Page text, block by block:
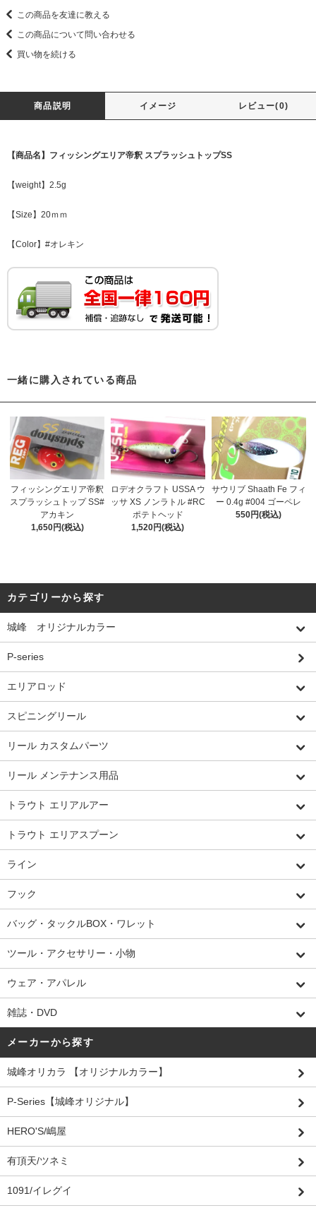
この商品を友達に教える
この商品について問い合わせる
買い物を続ける
商品説明 イメージ レビュー(0)
【商品名】フィッシングエリア帝釈 スプラッシュトップSS
【weight】2.5g
【Size】20ｍｍ
【Color】#オレキン
一緒に購入されている商品
フィッシングエリア帝釈
スプラッシュトップ SS#
アカキン
1,650円(税込)
ロデオクラフト USSA ウ
ッサ XS ノンラトル #RC
ポテトヘッド
1,520円(税込)
サウリブ Shaath Fe フィ
ー 0.4g #004 ゴーペレ
550円(税込)
カテゴリーから探す
城峰 オリジナルカラー
P-series
エリアロッド
スピニングリール
リール カスタムパーツ
リール メンテナンス用品
トラウト エリアルアー
トラウト エリアスプーン
ライン
フック
バッグ・タックルBOX・ワレット
ツール・アクセサリー・小物
ウェア・アパレル
雑誌・DVD
メーカーから探す
城峰オリカラ 【オリジナルカラー】
P-Series【城峰オリジナル】
HERO'S/嶋屋
有頂天/ツネミ
1091/イレグイ